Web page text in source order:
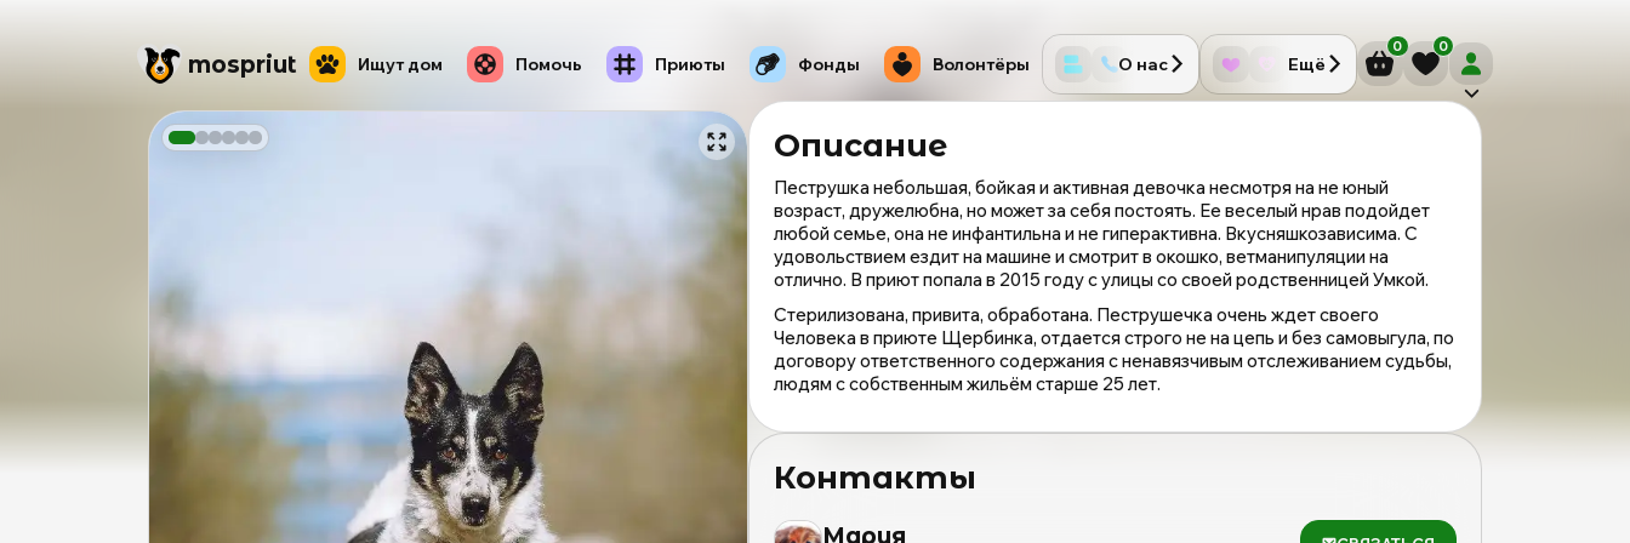
mospriut
0 0
Ищут дом Помочь Приюты Фонды Волонтёры О нас Ещё
Описание
Пеструшка небольшая, бойкая и активная девочка несмотря на не юный
возраст, дружелюбна, но может за себя постоять. Ее веселый нрав подойдет
любой семье, она не инфантильна и не гиперактивна. Вкусняшкозависима. С
удовольствием ездит на машине и смотрит в окошко, ветманипуляции на
отлично. В приют попала в 2015 году с улицы со своей родственницей Умкой.
Стерилизована, привита, обработана. Пеструшечка очень ждет своего
Человека в приюте Щербинка, отдается строго не на цепь и без самовыгула, по
договору ответственного содержания с ненавязчивым отслеживанием судьбы,
людям с собственным жильём старше 25 лет.
Контакты
Мария